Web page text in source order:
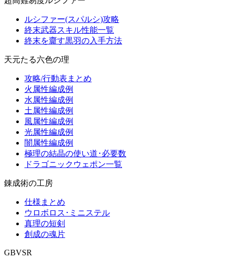
ルシファー(スパルシ)攻略
終末武器スキル性能一覧
終末を齎す黒羽の入手方法
天元たる六色の理
攻略/行動表まとめ
火属性編成例
水属性編成例
土属性編成例
風属性編成例
光属性編成例
闇属性編成例
極理の結晶の使い道･必要数
ドラゴニックウェポン一覧
錬成術の工房
仕様まとめ
ウロボロス･ミニステル
真理の短剣
創成の魂片
GBVSR